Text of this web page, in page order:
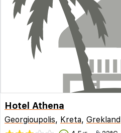
Hotel Athena
Georgioupolis, Kreta, Grekland